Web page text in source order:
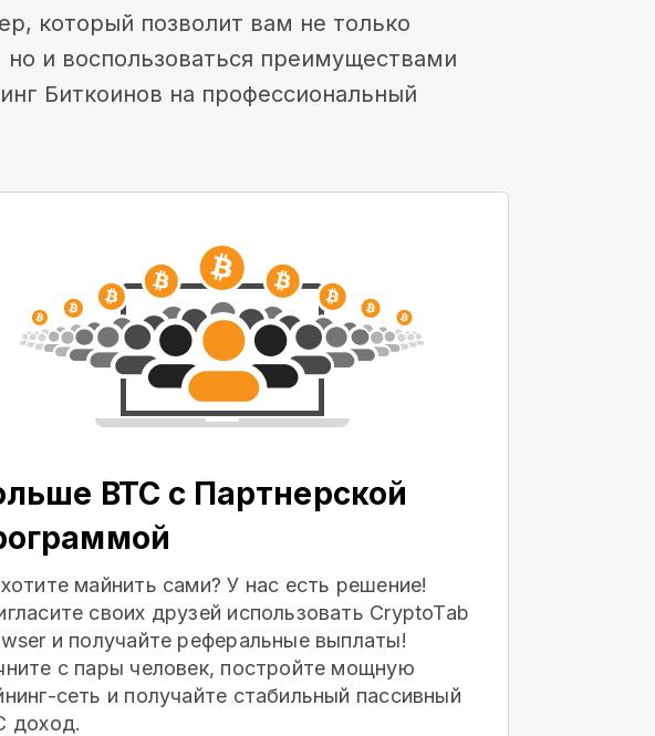
который позволит вам не только
и воспользоваться преимуществами
Биткоинов на профессиональный
BTC с Партнерской
майнить сами? У нас есть решение!
своих друзей использовать CryptoTab
и получайте реферальные выплаты!
с пары человек, постройте мощную
сеть и получайте стабильный пассивный
доход.